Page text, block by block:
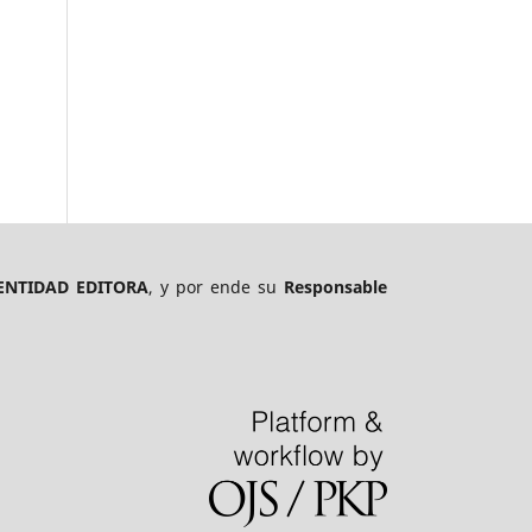
EDITORA, y por ende su Responsable